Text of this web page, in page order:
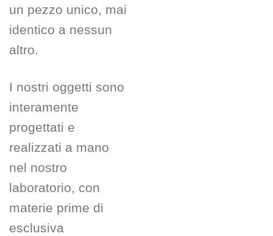
un pezzo unico, mai
identico a nessun
altro.
I nostri oggetti sono
interamente
progettati e
realizzati a mano
nel nostro
laboratorio, con
materie prime di
esclusiva